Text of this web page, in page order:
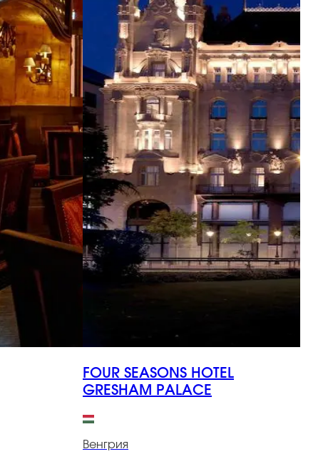
FOUR SEASONS HOTEL
GRESHAM PALACE
Венгрия